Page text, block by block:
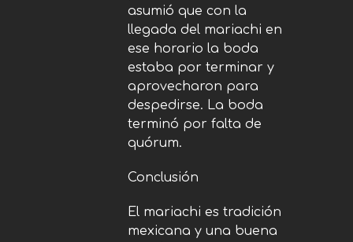
asumió que con la
llegada del mariachi en
ese horario la boda
estaba por terminar y
aprovecharon para
despedirse. La boda
terminó por falta de
quórum.
Conclusión
El mariachi es tradición
mexicana y una buena